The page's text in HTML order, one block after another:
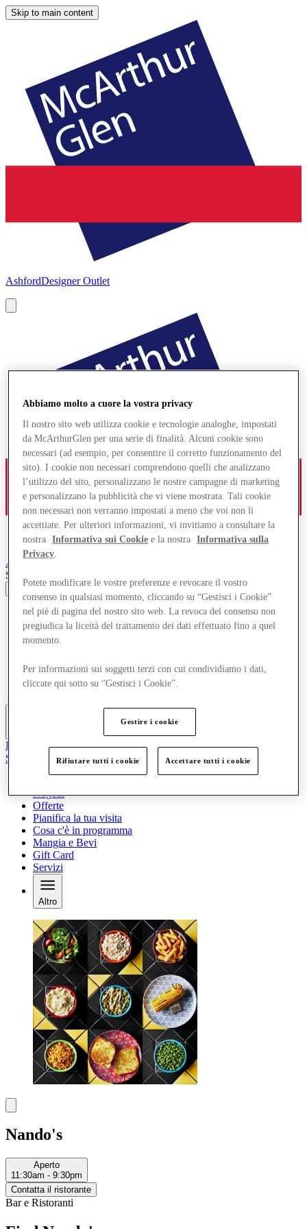
Skip to main content
AshfordDesigner Outlet
Ashford
Designer Outlet
Search input
Negozi
Offerte
Pianifica la tua visita
Gift Card
Servizi
Il Club
Salvata
Negozi
Offerte
Pianifica la tua visita
Cosa c'è in programma
Mangia e Bevi
Gift Card
Servizi
Altro
Nando's
Aperto
11:30am - 9:30pm
Contatta il ristorante
Bar e Ristoranti
Abbiamo molto a cuore la vostra privacy
Il nostro sito web utilizza cookie e tecnologie analoghe, impostati
da McArthurGlen per una serie di finalità. Alcuni cookie sono
necessari (ad esempio, per consentire il corretto funzionamento del
sito). I cookie non necessari comprendono quelli che analizzano
l’utilizzo del sito, personalizzano le nostre campagne di marketing
e personalizzano la pubblicità che vi viene mostrata. Tali cookie
non necessari non verranno impostati a meno che voi non li
accettiate. Per ulteriori informazioni, vi invitiamo a consultare la
nostra
Informativa sui Cookie e la nostra
Informativa sulla
Privacy.
Potete modificare le vostre preferenze e revocare il vostro
consenso in qualsiasi momento, cliccando su “Gestisci i Cookie”
nel piè di pagina del nostro sito web. La revoca del consenso non
pregiudica la liceità del trattamento dei dati effettuato fino a quel
momento.
Per informazioni sui soggetti terzi con cui condividiamo i dati,
cliccate qui sotto su “Gestisci i Cookie”.
Gestire i cookie
Rifiutare tutti i cookie Accettare tutti i cookie